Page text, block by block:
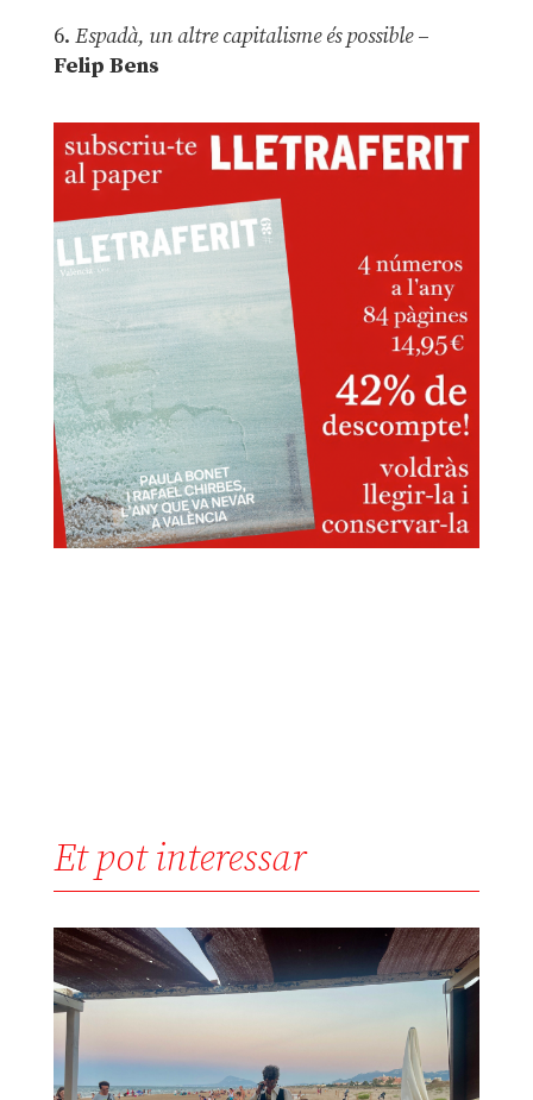
6. Espadà, un altre capitalisme és possible –
Felip Bens
Et pot interessar